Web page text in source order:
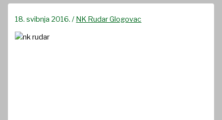
18. svibnja 2016./ NK Rudar Glogovac